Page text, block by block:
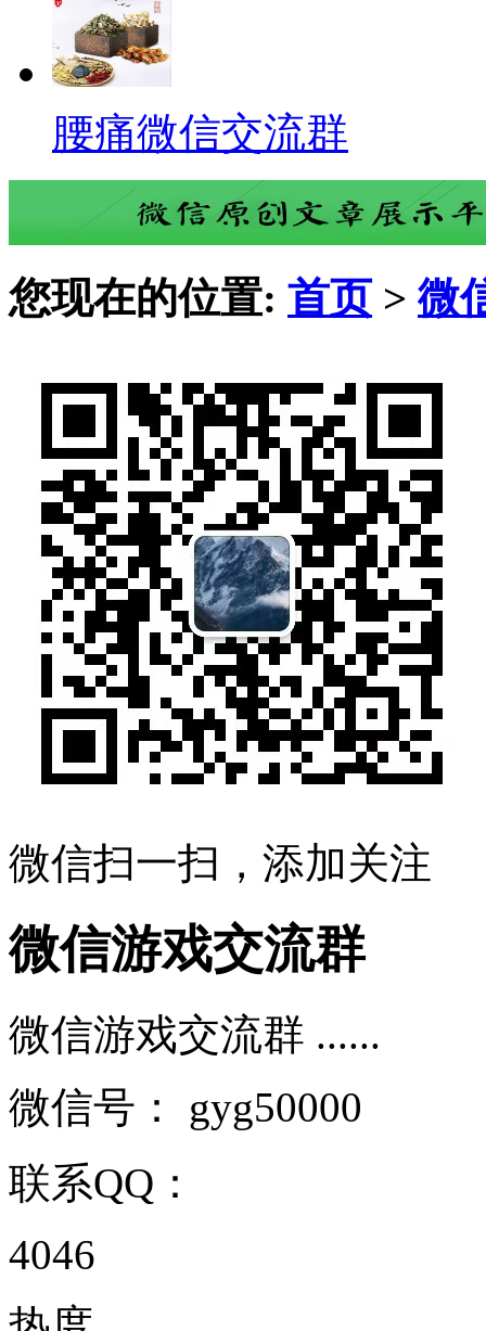
腰痛微信交流群
您现在的位置: 首页 >微
微信扫一扫，添加关注
微信游戏交流群
微信游戏交流群 ......
微信号： gyg50000
联系QQ：
4046